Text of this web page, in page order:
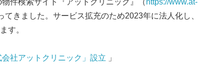
件検索サイト『アットクリニック』（ https://www.at-
きました。サービス拡充のため2023年に法人化し、
す。
社アットクリニック」設立 」